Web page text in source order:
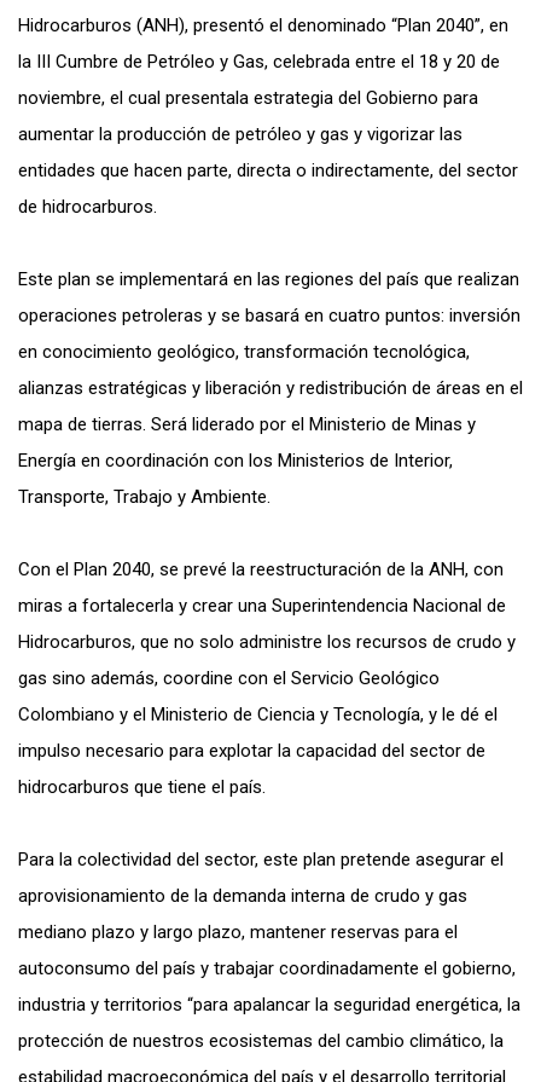
Hidrocarburos (ANH), presentó el denominado “Plan 2040”, en
la III Cumbre de Petróleo y Gas, celebrada entre el 18 y 20 de
noviembre, el cual presentala estrategia del Gobierno para
aumentar la producción de petróleo y gas y vigorizar las
entidades que hacen parte, directa o indirectamente, del sector
de hidrocarburos.
Este plan se implementará en las regiones del país que realizan
operaciones petroleras y se basará en cuatro puntos: inversión
en conocimiento geológico, transformación tecnológica,
alianzas estratégicas y liberación y redistribución de áreas en el
mapa de tierras. Será liderado por el Ministerio de Minas y
Energía en coordinación con los Ministerios de Interior,
Transporte, Trabajo y Ambiente.
Con el Plan 2040, se prevé la reestructuración de la ANH, con
miras a fortalecerla y crear una Superintendencia Nacional de
Hidrocarburos, que no solo administre los recursos de crudo y
gas sino además, coordine con el Servicio Geológico
Colombiano y el Ministerio de Ciencia y Tecnología, y le dé el
impulso necesario para explotar la capacidad del sector de
hidrocarburos que tiene el país.
Para la colectividad del sector, este plan pretende asegurar el
aprovisionamiento de la demanda interna de crudo y gas
mediano plazo y largo plazo, mantener reservas para el
autoconsumo del país y trabajar coordinadamente el gobierno,
industria y territorios “para apalancar la seguridad energética, la
protección de nuestros ecosistemas del cambio climático, la
estabilidad macroeconómica del país y el desarrollo territorial